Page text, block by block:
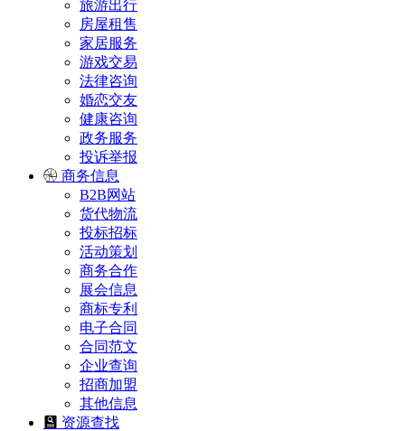
旅游出行
房屋租售
家居服务
游戏交易
法律咨询
婚恋交友
健康咨询
政务服务
投诉举报
商务信息
B2B网站
货代物流
投标招标
活动策划
商务合作
展会信息
商标专利
电子合同
合同范文
企业查询
招商加盟
其他信息
资源查找